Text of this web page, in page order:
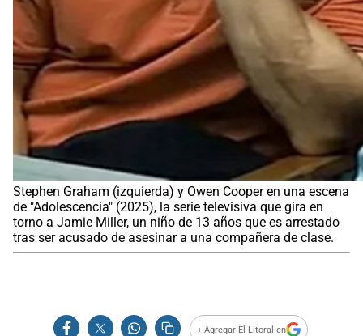
Stephen Graham (izquierda) y Owen Cooper en una escena
de "Adolescencia" (2025), la serie televisiva que gira en
torno a Jamie Miller, un niño de 13 años que es arrestado
tras ser acusado de asesinar a una compañera de clase.
+ Agregar El Litoral en